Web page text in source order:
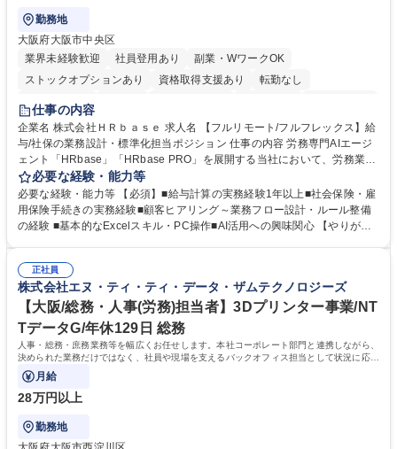
勤務地
大阪府大阪市中央区
業界未経験歓迎
社員登用あり
副業・WワークOK
ストックオプションあり
資格取得支援あり
転勤なし
時短勤務あり
服装自由
仕事の内容
企業名 株式会社ＨＲｂａｓｅ 求人名 【フルリモート/フルフレックス】給
与/社保の業務設計・標準化担当ポジション 仕事の内容 労務専門AIエージ
ェント「HRbase」「HRbase PRO」を展開する当社において、労務業務
のオペレーション設計担当をクライアントの課題や要望をヒアリングし、
業務設計やシステム設定へと落とし込むポジションです。 【具体的に
は】・業務オペレーション設計（要件定義/顧客ヒアリング/業務オペレー
ションの洗い出し、ルール整備、システム設定) ・業務マニュアル作成、
（年調等の年次業務など） 募集職種 【フルリモート/フルフレックス】給
与/社保の業務設計・標準化担当ポジション
必要な経験・能力等
必要な経験・能力等 【必須】■給与計算の実務経験1年以上■社会保険・雇
用保険手続きの実務経験■顧客ヒアリング～業務フロー設計・ルール整備
の経験 ■基本的なExcelスキル・PC操作■AI活用への興味関心 【やりが
る設計にとどまらず、ご自身が現場のエキスパートとしてオペレーション
を実行する機会もあり、実務と改善の両面でスキルを発揮できる環境で
す。 学歴・資格 学歴：大学院 大学 高専 短大 専修学校 高校 語学力： 資
格：
正社員
株式会社エヌ・ティ・ティ・データ・ザムテクノロジーズ
【大阪/総務・人事(労務)担当者】3Dプリンター事業/NT
TデータG/年休129日 総務
人事・総務・庶務業務等を幅広くお任せします。本社コーポレート部門と連携しながら、
決められた業務だけではなく、社員や現場を支えるバックオフィス担当として状況に応じ
て柔軟に対応いただくことを期待します。
月給
28万円以上
勤務地